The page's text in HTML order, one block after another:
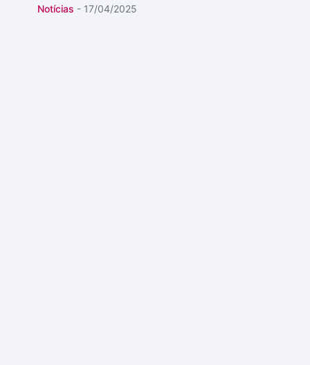
Notícias - 17/04/2025